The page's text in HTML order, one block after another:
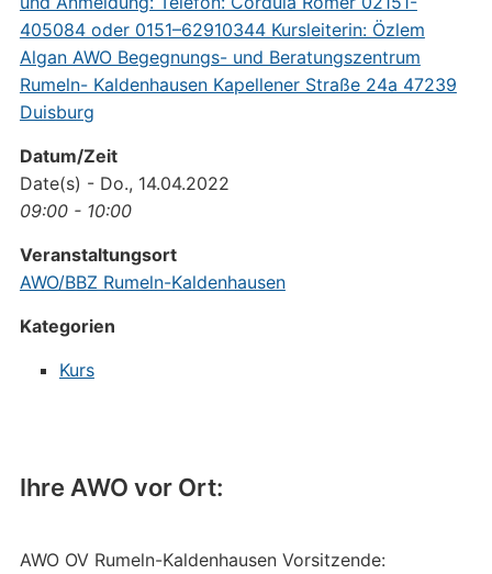
Ihre AWO vor Ort:
AWO OV Rumeln-Kaldenhausen Vorsitzende:
Datum/Zeit
Date(s) - Do., 14.04.2022
09:00 - 10:00
Veranstaltungsort
AWO/BBZ Rumeln-Kaldenhausen
Kategorien
Kurs